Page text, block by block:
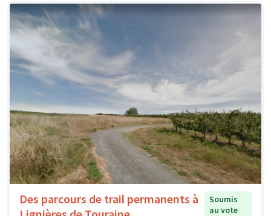
Des parcours de trail permanents à
Soumis
au vote